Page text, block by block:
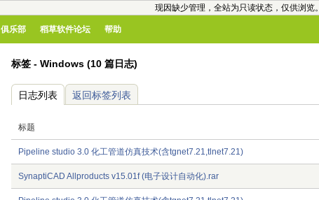
现因缺少管理，全站为只读状态，仅供浏览。
俱乐部 稻草软件论坛 帮助
标签 - Windows (10 篇日志)
日志列表 返回标签列表
标题
Pipeline studio 3.0 化工管道仿真技术(含tgnet7.21,tlnet7.21)
SynaptiCAD Allproducts v15.01f (电子设计自动化).rar